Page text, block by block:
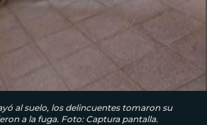
al suelo, los delincuentes tomaron su
a la fuga. Foto: Captura pantalla.